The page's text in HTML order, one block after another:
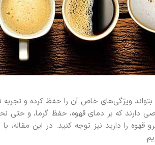
بتواند ویژگی‌های خاص آن را حفظ کرده و
دارند که بر دمای قهوه، حفظ گرما، و حتی
را دارید نیز توجه کنید. در این مقاله، با